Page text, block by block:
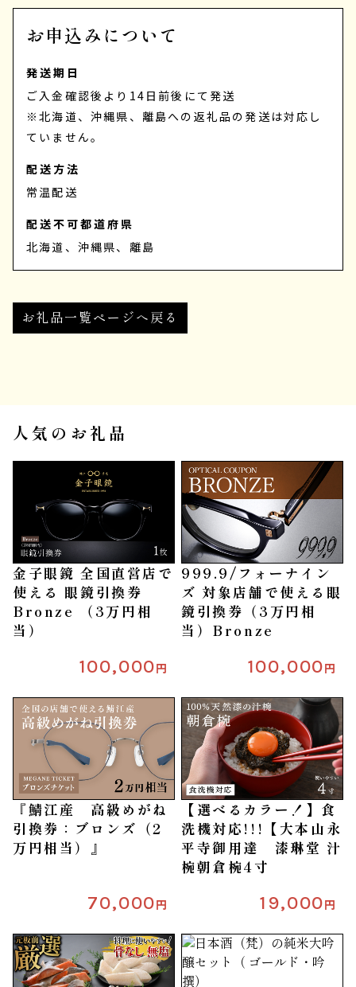
お申込みについて
発送期日
ご入金確認後より14日前後にて発送
※北海道、沖縄県、離島への返礼品の発送は対応し
ていません。
配送方法
常温配送
配送不可都道府県
北海道、沖縄県、離島
お礼品一覧ページへ戻る
人気のお礼品
金子眼鏡 全国直営店で
使える 眼鏡引換券
Bronze （3万円相
当）
100,000円
999.9/フォーナイン
ズ 対象店舗で使える眼
鏡引換券（3万円相
当）Bronze
100,000円
『鯖江産 高級めがね
引換券：ブロンズ（2
万円相当）』
70,000円
【選べるカラー！】食
洗機対応!!!【大本山永
平寺御用達 漆琳堂 汁
椀朝倉椀4寸
19,000円